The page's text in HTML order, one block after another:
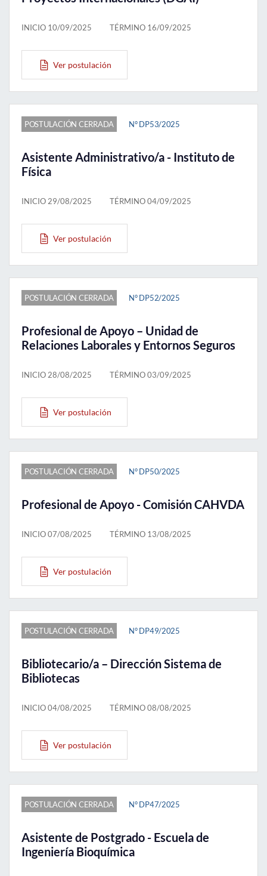
INICIO 10/09/2025 TÉRMINO 16/09/2025
Ver postulación
POSTULACIÓN CERRADA N° DP53/2025
Asistente Administrativo/a - Instituto de
Física
INICIO 29/08/2025 TÉRMINO 04/09/2025
Ver postulación
POSTULACIÓN CERRADA N° DP52/2025
Profesional de Apoyo – Unidad de
Relaciones Laborales y Entornos Seguros
INICIO 28/08/2025 TÉRMINO 03/09/2025
Ver postulación
POSTULACIÓN CERRADA N° DP50/2025
Profesional de Apoyo - Comisión CAHVDA
INICIO 07/08/2025 TÉRMINO 13/08/2025
Ver postulación
POSTULACIÓN CERRADA N° DP49/2025
Bibliotecario/a – Dirección Sistema de
Bibliotecas
INICIO 04/08/2025 TÉRMINO 08/08/2025
Ver postulación
POSTULACIÓN CERRADA N° DP47/2025
Asistente de Postgrado - Escuela de
Ingeniería Bioquímica